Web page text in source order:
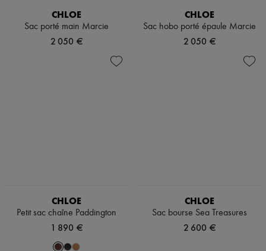
CHLOE
Sac porté main Marcie
2 050 €
CHLOE
Sac hobo porté épaule Marcie
2 050 €
CHLOE
Petit sac chaîne Paddington
1 890 €
CHLOE
Sac bourse Sea Treasures
2 600 €